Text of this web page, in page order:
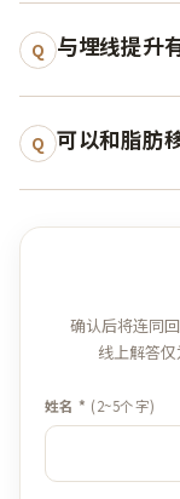
Q 与埋线提升
Q 可以和脂肪
确认后将连同
线上解答
姓名 * (2~5个字)